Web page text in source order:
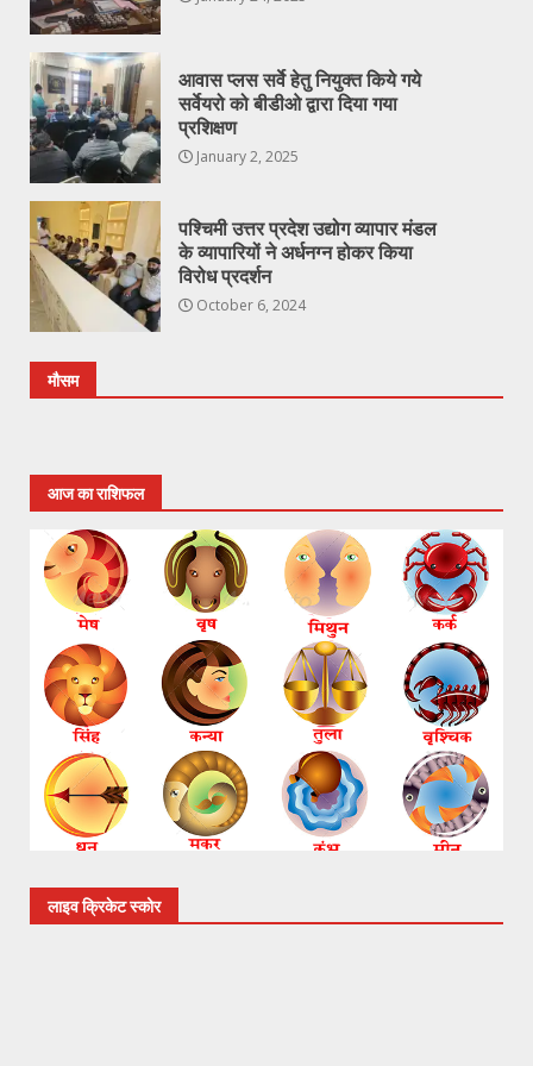
आवास प्लस सर्वे हेतु नियुक्त किये गये
सर्वेयरो को बीडीओ द्वारा दिया गया
प्रशिक्षण
January 2, 2025
पश्चिमी उत्तर प्रदेश उद्योग व्यापार मंडल
के व्यापारियों ने अर्धनग्न होकर किया
विरोध प्रदर्शन
October 6, 2024
मौसम
आज का राशिफल
लाइव क्रिकेट स्कोर